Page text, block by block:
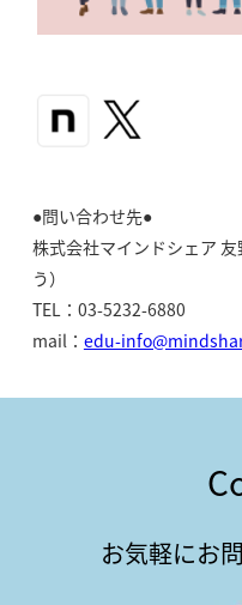
●問い合わせ先●
株式会社マインドシェア
う）
TEL：03-5232-6880
mail： edu-
お気軽にお